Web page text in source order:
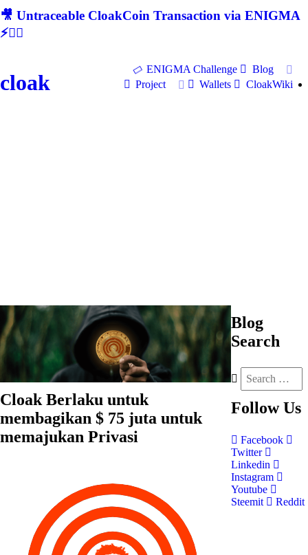
🎥 Untraceable CloakCoin Transaction via ENIGMA
⚡🕵‍♂
cloak
ENIGMA Challenge
Blog
Project
Wallets CloakWiki
Cloak Berlaku untuk
membagikan $ 75 juta untuk
memajukan Privasi
Blog
Search
Follow Us
Facebook
Twitter
Linkedin
Instagram
Youtube
Steemit
Reddit